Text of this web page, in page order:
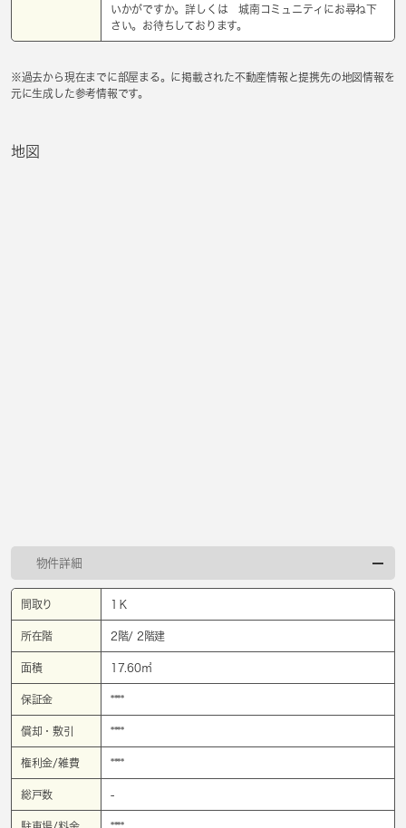
いかがですか。詳しくは 城南コミュニティにお尋ね下
さい。お待ちしております。
※過去から現在までに部屋まる。に掲載された不動産情報と提携先の地図情報を
元に生成した参考情報です。
地図
物件詳細
間取り 1Ｋ
所在階 2階/ 2階建
面積 17.60㎡
保証金 ****
償却・敷引 ****
権利金/雑費 ****
総戸数 -